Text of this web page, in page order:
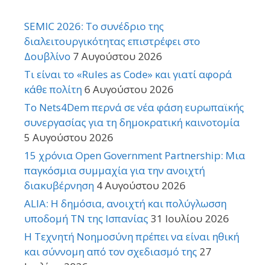
SEMIC 2026: Το συνέδριο της
διαλειτουργικότητας επιστρέφει στο
Δουβλίνο 7 Αυγούστου 2026
Τι είναι το «Rules as Code» και γιατί αφορά
κάθε πολίτη6 Αυγούστου 2026
Το Nets4Dem περνά σε νέα φάση ευρωπαϊκής
συνεργασίας για τη δημοκρατική καινοτομία
5 Αυγούστου 2026
15 χρόνια Open Government Partnership: Μια
παγκόσμια συμμαχία για την ανοιχτή
διακυβέρνηση 4 Αυγούστου 2026
ALIA: Η δημόσια, ανοιχτή και πολύγλωσση
υποδομή ΤΝ της Ισπανίας 31 Ιουλίου 2026
Η Τεχνητή Νοημοσύνη πρέπει να είναι ηθική
και σύννομη από τον σχεδιασμό της 27